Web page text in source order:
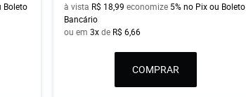
Boleto
à vista R$ 18,99 economize 5% no Pix ou Boleto
Bancário
ou em3xde R$ 6,66
COMPRAR